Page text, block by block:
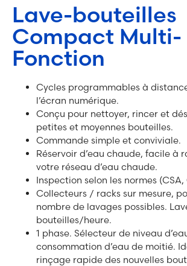
Lave-bouteilles
Compact Multi-
Fonction
Cycles programmables à
l’écran numérique.
Conçu pour nettoyer, rincer et
petites et moyennes bouteilles.
Commande simple et conviviale.
Réservoir d’eau chaude, facile à
votre réseau d’eau chaude.
Inspection selon les normes (CSA,
Collecteurs / racks sur mesure,
nombre de lavages possibles.
bouteilles/heure.
1 phase. Sélecteur de niveau
consommation d’eau de moitié.
rinçage rapide des nouvelles